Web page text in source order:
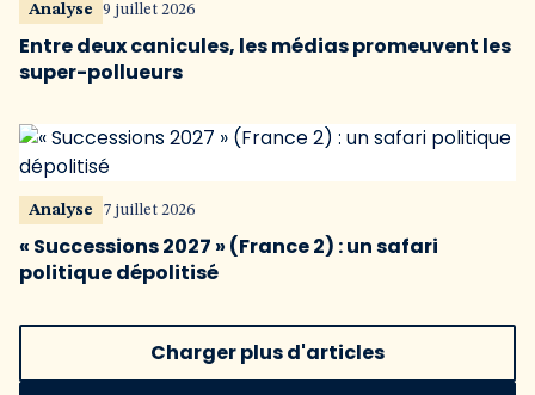
Analyse 9 juillet 2026
Entre deux canicules, les médias promeuvent les
super-pollueurs
Analyse 7 juillet 2026
« Successions 2027 » (France 2) : un safari
politique dépolitisé
Charger plus d'articles